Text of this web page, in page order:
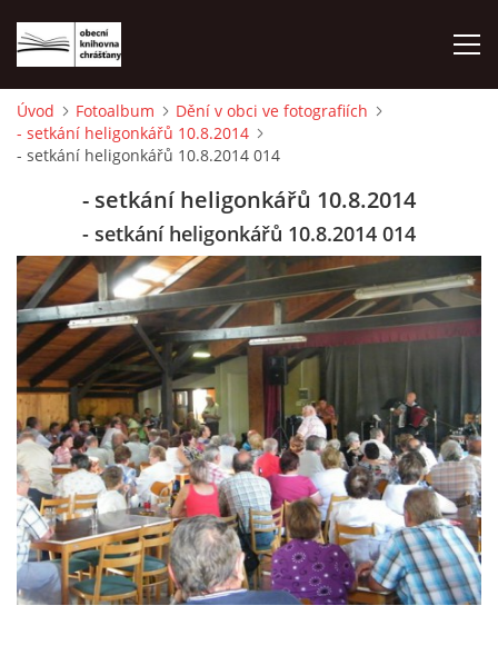
ÚVOD
LETNÍ KINO 2026
VÝPŮJČNÍ DOBA
KONTAKTY
ON-LINE KATALOG
WEBOVÁ KAMERA
VIDEA Z DRONU
STREET ART
Úvod Fotoalbum
Dění v obci ve fotografiích
- setkání heligonkářů 10.8.2014
- setkání heligonkářů 10.8.2014 014
- setkání heligonkářů 10.8.2014
- setkání heligonkářů 10.8.2014 014